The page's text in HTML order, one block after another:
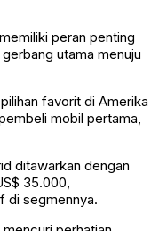
peran penting
utama menuju
favorit di Amerika
mobil pertama,
ditawarkan dengan
35.000,
di segmennya.